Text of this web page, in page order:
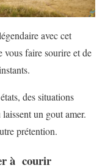
avec cet
vous faire sourire et de
des situations
un gout amer.
prétention.
à courir